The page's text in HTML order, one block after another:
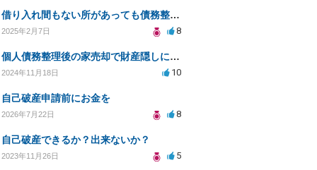
借り入れ間もない所があっても債務整理は出来るのでしょうか？
2025年2月7日 8
個人債務整理後の家売却で財産隠しに問われるリスクは？
2024年11月18日 10
自己破産申請前にお金を
2026年7月22日 8
自己破産できるか？出来ないか？
2023年11月26日 5